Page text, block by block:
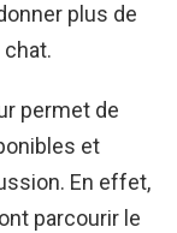
plus de
permet de
et
En effet,
parcourir le